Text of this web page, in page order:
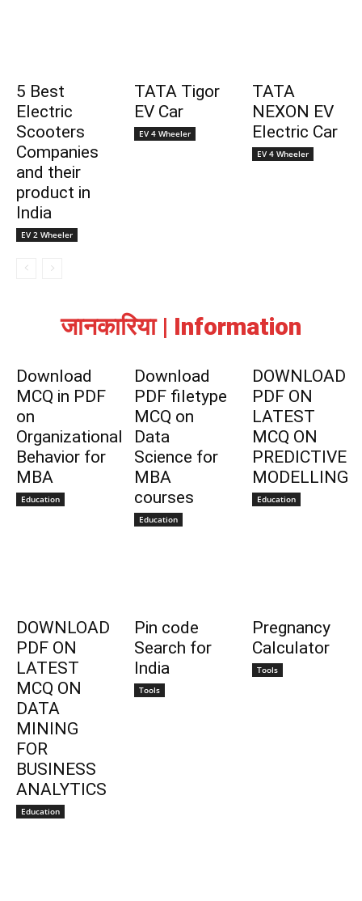
5 Best
Electric
Scooters
Companies
and their
product in
India
EV 2 Wheeler
TATA Tigor
EV Car
EV 4 Wheeler
TATA
NEXON EV
Electric Car
EV 4 Wheeler
जानकारिया | Information
Download
MCQ in PDF
on
Organizational
Behavior for
MBA
Education
Download
PDF filetype
MCQ on
Data
Science for
MBA
courses
Education
DOWNLOAD
PDF ON
LATEST
MCQ ON
PREDICTIVE
MODELLING
Education
DOWNLOAD
PDF ON
LATEST
MCQ ON
DATA
MINING
FOR
BUSINESS
ANALYTICS
Education
Pin code
Search for
India
Tools
Pregnancy
Calculator
Tools